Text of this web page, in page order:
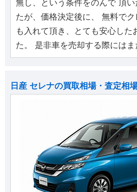
無し、という条件をのんで 頂
たが、価格決定後に、 無料で
も入れて頂き、とても安心した
た。 是非車を売却する際にはま
日産 セレナの買取相場・査定相